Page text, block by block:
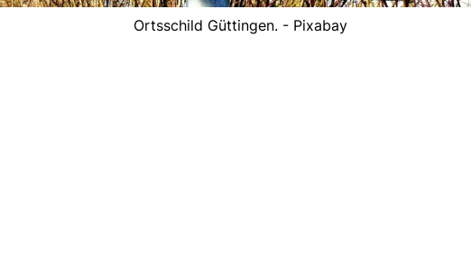
Ortsschild Güttingen. - Pixabay